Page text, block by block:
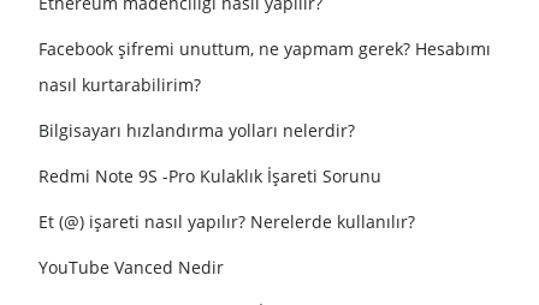
Facebook şifremi unuttum, ne yapmam gerek? Hesabımı
nasıl kurtarabilirim?
Bilgisayarı hızlandırma yolları nelerdir?
Redmi Note 9S -Pro Kulaklık İşareti Sorunu
Et (@) işareti nasıl yapılır? Nerelerde kullanılır?
YouTube Vanced Nedir